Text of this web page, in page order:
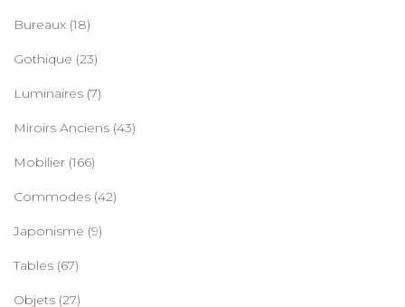
Bureaux (18)
Gothique (23)
Luminaires (7)
Miroirs Anciens (43)
Mobilier (166)
Commodes (42)
Japonisme (9)
Tables (67)
Objets (27)